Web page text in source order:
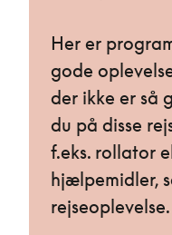
Her er
gode
der ikke er så
du på disse
f.eks. rollator
hjælpemidler,
rejseoplevelse.